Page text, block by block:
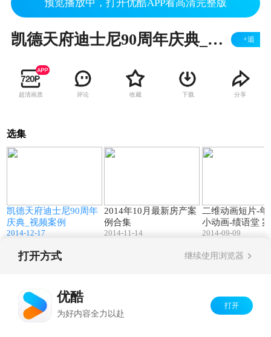
预览播放中，打开优酷APP看高清完整版
凯德天府迪士尼90周年庆典_视频案例 +追
超清画质 评论 收藏 下载 分享
选集
凯德天府迪士尼90周年
庆典_视频案例
2014-12-17
2014年10月最新房产案
例合集
2014-11-14
二维动画短片-年
小动画-绩语堂
2014-09-09
打开方式 继续使用浏览器
优酷
为好内容全力以赴
打开